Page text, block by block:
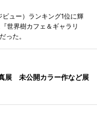
ュー）ランキング1位に輝
世界樹カフェ＆ギャラリ
った。
展 未公開カラー作など展